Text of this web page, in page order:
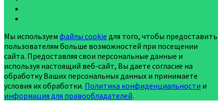
Мы используем файлы cookie для того, чтобы предоставить
пользователям больше возможностей при посещении
сайта. Предоставляя свои персональные данные и
используя настоящий веб-сайт, Вы даете согласие на
обработку Ваших персональных данных и принимаете
условия их обработки. Политика конфиденциальности и
информация для правообладателей.